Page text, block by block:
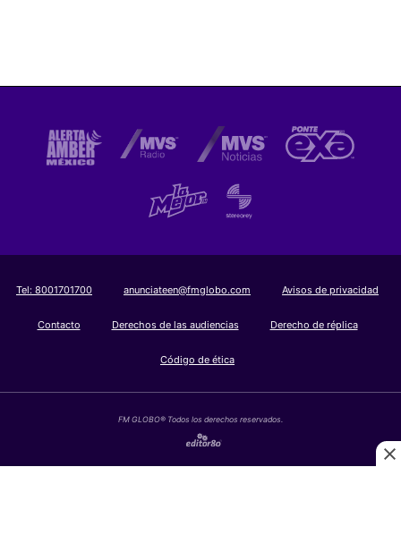
Tel: 8001701700 anunciateen@fmglobo.com Avisos de privacidad
Contacto Derechos de las audiencias Derecho de réplica
Código de ética
FM GLOBO® Todos los derechos reservados.